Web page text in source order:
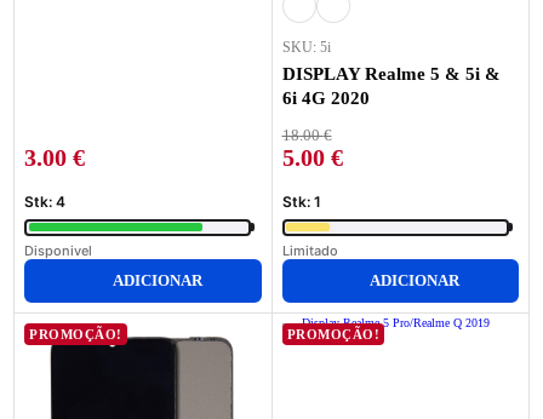
3.00 €
Stk: 4
Disponivel
ADICIONAR
SKU: 5i
DISPLAY Realme 5 & 5i &
6i 4G 2020
18.00€
5.00 €
Stk: 1
Limitado
ADICIONAR
PROMOÇÃO! PROMOÇÃO!